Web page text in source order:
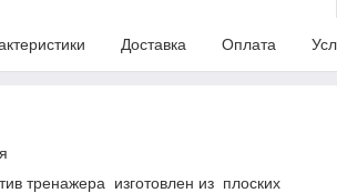
Доставка Оплата
тренажера изготовлен из плоских